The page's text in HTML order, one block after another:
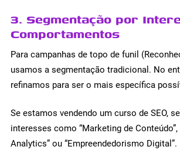
3. Segmentação por
Comportamentos
Para campanhas de topo de funil
usamos a segmentação tradicional. No
refinamos para ser o mais específica
Se estamos vendendo um curso de SEO,
interesses como “Marketing de Conteúdo”,
Analytics” ou “Empreendedorismo Digital”.